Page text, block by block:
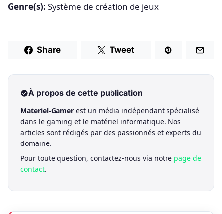
Genre(s): Système de création de jeux
Share Tweet
À propos de cette publication
Materiel-Gamer est un média indépendant spécialisé
dans le gaming et le matériel informatique. Nos
articles sont rédigés par des passionnés et experts du
domaine.
Pour toute question, contactez-nous via notre page de
contact.